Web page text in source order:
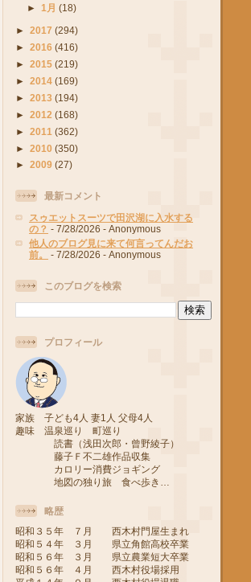
► 1月(18)
► 2017 (294)
► 2016 (416)
► 2015 (219)
► 2014 (169)
► 2013 (194)
► 2012 (168)
► 2011 (362)
► 2010 (350)
► 2009 (27)
最新コメント
スゥエットスーツで田沢湖に入水する
の？ - 7/28/2026 - Anonymous
他人のブログ見に来て何言ってんだお
前。
- 7/28/2026 - Anonymous
このブログを検索
プロフィール
家族 子ども4人 妻1人 父母4人
趣味 温泉巡り 町巡り
読書（浅田次郎・曾野綾子）
藤子Ｆ不二雄作品収集
カロリー消費ジョギング
地図の独り旅 食べ歩き…
略歴
昭和３５年 ７月 西木村門屋生まれ
昭和５４年 ３月 県立角館高校卒業
昭和５６年 ３月 県立農業短大卒業
昭和５６年 ４月 西木村役場採用